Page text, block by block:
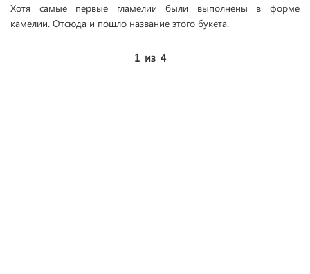
Хотя самые первые гламелии были выполнены в форме
камелии. Отсюда и пошло название этого букета.
1 из 4